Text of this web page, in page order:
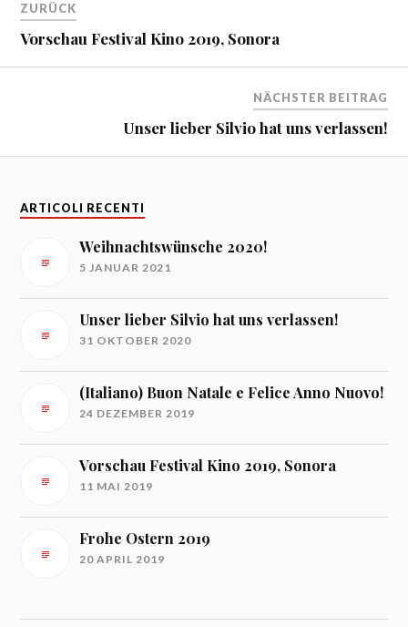
ZURÜCK
Vorschau Festival Kino 2019, Sonora
NÄCHSTER BEITRAG
Unser lieber Silvio hat uns verlassen!
ARTICOLI RECENTI
Weihnachtswünsche 2020!
5 JANUAR 2021
Unser lieber Silvio hat uns verlassen!
31 OKTOBER 2020
(Italiano) Buon Natale e Felice Anno Nuovo!
24 DEZEMBER 2019
Vorschau Festival Kino 2019, Sonora
11 MAI 2019
Frohe Ostern 2019
20 APRIL 2019